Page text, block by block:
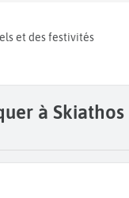
et des festivités
à Skiathos